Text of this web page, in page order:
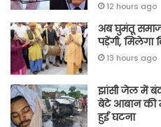
12 hours ago
अब घुमंतू
पड़ेंगी, मिलेगा
13 hours ago
झांसी जेल में
बेटे आबान की
हुई घटना